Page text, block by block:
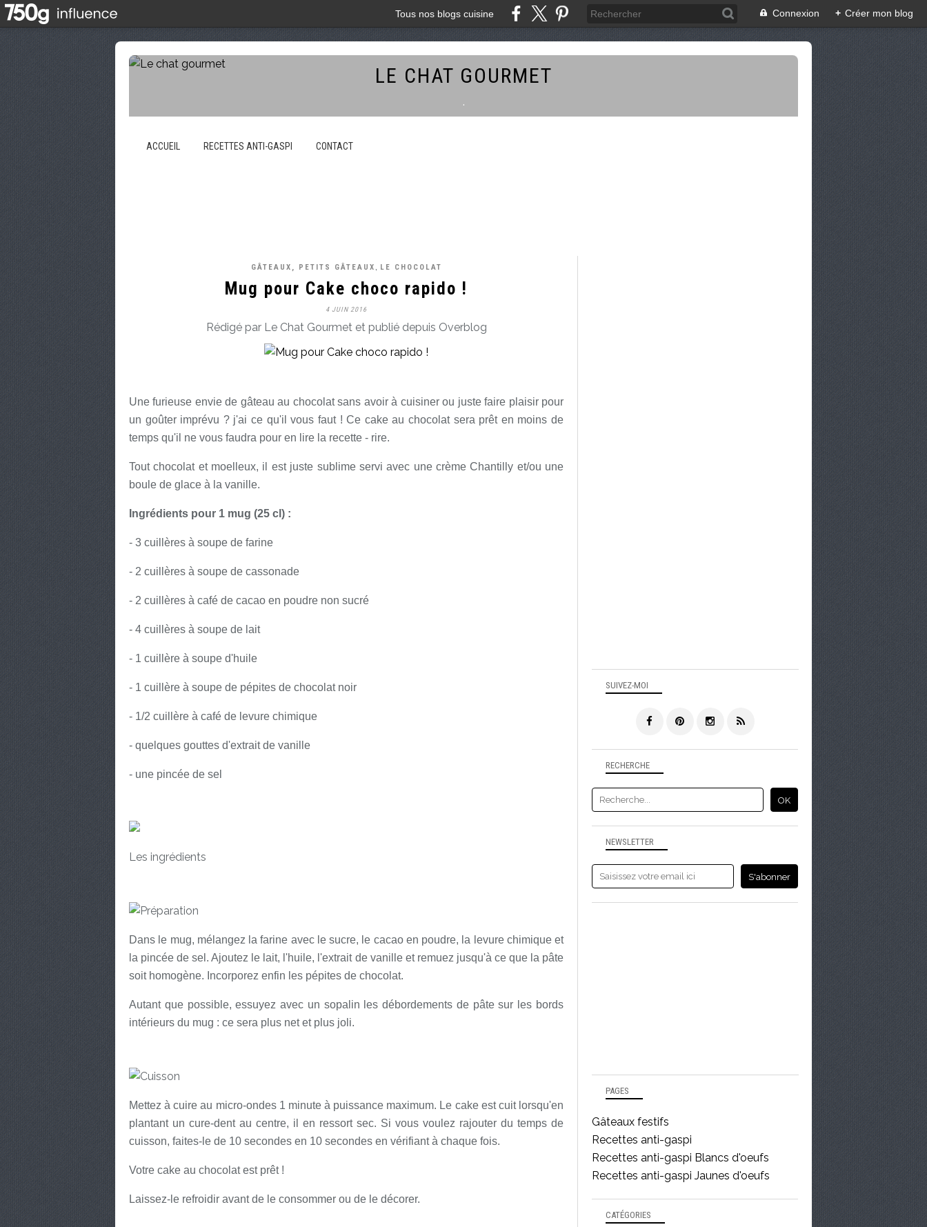
Tous nos blogs cuisine Connexion + Créer mon blog
LE CHAT GOURMET
.
ACCUEIL RECETTES ANTI-GASPI CONTACT
GÂTEAUX, PETITS GÂTEAUX , LE CHOCOLAT
Mug pour Cake choco rapido !
4 JUIN 2016
Rédigé par Le Chat Gourmet et publié depuis Overblog
Une furieuse envie de gâteau au chocolat sans avoir à cuisiner ou juste faire plaisir pour
un goûter imprévu ? j'ai ce qu'il vous faut ! Ce cake au chocolat sera prêt en moins de
temps qu'il ne vous faudra pour en lire la recette - rire.
Tout chocolat et moelleux, il est juste sublime servi avec une crème Chantilly et/ou une
boule de glace à la vanille.
Ingrédients pour 1 mug (25 cl) :
- 3 cuillères à soupe de farine
- 2 cuillères à soupe de cassonade
- 2 cuillères à café de cacao en poudre non sucré
- 4 cuillères à soupe de lait
- 1 cuillère à soupe d'huile
- 1 cuillère à soupe de pépites de chocolat noir
- 1/2 cuillère à café de levure chimique
- quelques gouttes d'extrait de vanille
- une pincée de sel
Les ingrédients
Dans le mug, mélangez la farine avec le sucre, le cacao en poudre, la levure chimique et
la pincée de sel. Ajoutez le lait, l'huile, l'extrait de vanille et remuez jusqu'à ce que la pâte
soit homogène. Incorporez enfin les pépites de chocolat.
Autant que possible, essuyez avec un sopalin les débordements de pâte sur les bords
intérieurs du mug : ce sera plus net et plus joli.
Mettez à cuire au micro-ondes 1 minute à puissance maximum. Le cake est cuit lorsqu'en
plantant un cure-dent au centre, il en ressort sec. Si vous voulez rajouter du temps de
cuisson, faites-le de 10 secondes en 10 secondes en vérifiant à chaque fois.
Votre cake au chocolat est prêt !
Laissez-le refroidir avant de le consommer ou de le décorer.
NEWSLETTER
SUIVEZ-MOI
RECHERCHE
PAGES
Gâteaux festifs
Recettes anti-gaspi
Recettes anti-gaspi Blancs d'oeufs
Recettes anti-gaspi Jaunes d'oeufs
CATÉGORIES